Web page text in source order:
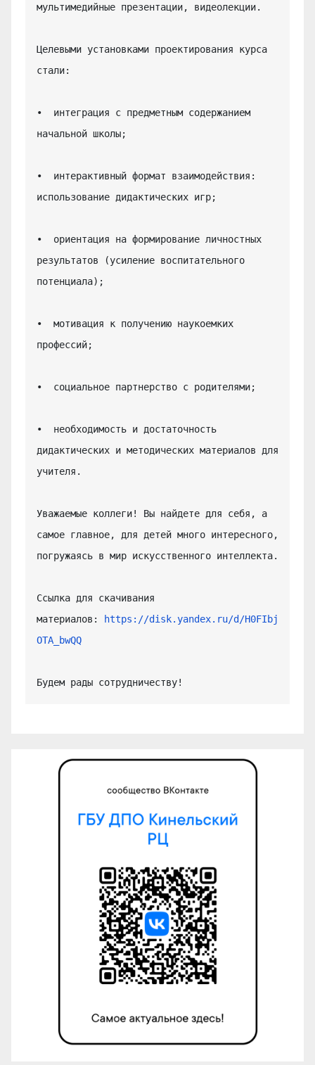
мультимедийные презентации, видеолекции.
Целевыми установками проектирования курса
стали:
•  интеграция с предметным содержанием
начальной школы;
•  интерактивный формат взаимодействия:
использование дидактических игр;
•  ориентация на формирование личностных
результатов (усиление воспитательного
потенциала);
•  мотивация к получению наукоемких
профессий;
•  социальное партнерство с родителями;
•  необходимость и достаточность
дидактических и методических материалов для
учителя.
Уважаемые коллеги! Вы найдете для себя, а
самое главное, для детей много интересного,
погружаясь в мир искусственного интеллекта.
Ссылка для скачивания
материалов:
https://disk.yandex.ru/d/H0FIbj
OTA_bwQQ
Будем рады сотрудничеству!